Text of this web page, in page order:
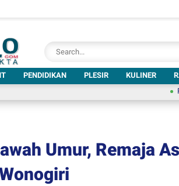
PENDIDIKAN PLESIR KULINER
Resmi
Umur, Remaja